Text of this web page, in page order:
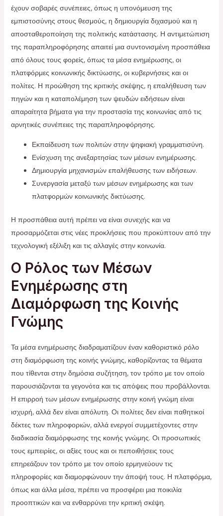
έχουν σοβαρές συνέπειες, όπως η υπονόμευση της
εμπιστοσύνης στους θεσμούς, η δημιουργία διχασμού και η
αποσταθεροποίηση της πολιτικής κατάστασης. Η αντιμετώπιση
της παραπληροφόρησης απαιτεί μια συντονισμένη προσπάθεια
από όλους τους φορείς, όπως τα μέσα ενημέρωσης, οι
πλατφόρμες κοινωνικής δικτύωσης, οι κυβερνήσεις και οι
πολίτες. Η προώθηση της κριτικής σκέψης, η επαλήθευση των
πηγών και η καταπολέμηση των ψευδών ειδήσεων είναι
απαραίτητα βήματα για την προστασία της κοινωνίας από τις
αρνητικές συνέπειες της παραπληροφόρησης.
Εκπαίδευση των πολιτών στην ψηφιακή γραμματισύνη.
Ενίσχυση της ανεξαρτησίας των μέσων ενημέρωσης.
Δημιουργία μηχανισμών επαλήθευσης των ειδήσεων.
Συνεργασία μεταξύ των μέσων ενημέρωσης και των
πλατφορμών κοινωνικής δικτύωσης.
Η προσπάθεια αυτή πρέπει να είναι συνεχής και να
προσαρμόζεται στις νέες προκλήσεις που προκύπτουν από την
τεχνολογική εξέλιξη και τις αλλαγές στην κοινωνία.
Ο Ρόλος των Μέσων
Ενημέρωσης στη
Διαμόρφωση της Κοινής
Γνώμης
Τα μέσα ενημέρωσης διαδραματίζουν έναν καθοριστικό ρόλο
στη διαμόρφωση της κοινής γνώμης, καθορίζοντας τα θέματα
που τίθενται στην δημόσια συζήτηση, τον τρόπο με τον οποίο
παρουσιάζονται τα γεγονότα και τις απόψεις που προβάλλονται.
Η επιρροή των μέσων ενημέρωσης στην κοινή γνώμη είναι
ισχυρή, αλλά δεν είναι απόλυτη. Οι πολίτες δεν είναι παθητικοί
δέκτες των πληροφοριών, αλλά ενεργοί συμμετέχοντες στην
διαδικασία διαμόρφωσης της κοινής γνώμης. Οι προσωπικές
τους εμπειρίες, οι αξίες τους και οι πεποιθήσεις τους
επηρεάζουν τον τρόπο με τον οποίο ερμηνεύουν τις
πληροφορίες και διαμορφώνουν την άποψή τους. Η πλατφόρμα,
όπως και άλλα μέσα, πρέπει να προσφέρει μια ποικιλία
προοπτικών και να ενθαρρύνει την κριτική σκέψη.